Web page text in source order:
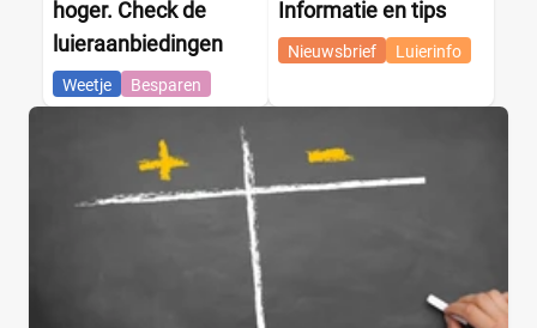
hoger. Check de
luieraanbiedingen
Weetje Besparen
Informatie en tips
Nieuwsbrief Luierinfo